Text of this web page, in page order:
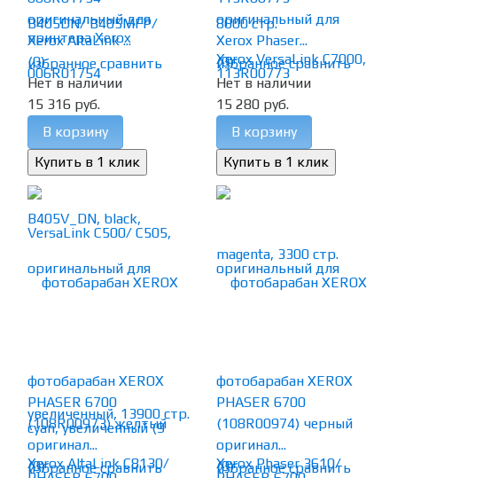
избранное сравнить
оригинальный для
Xerox AltaLink ...
(0)
Нет в наличии
15 316 руб.
В корзину
избранное сравнить
оригинальный для
Xerox Phaser...
(0)
Нет в наличии
15 280 руб.
В корзину
избранное сравнить
фотобарабан XEROX
PHASER 6700
(108R00973) желтый
оригинал...
(0)
избранное сравнить
фотобарабан XEROX
PHASER 6700
(108R00974) черный
оригинал...
(0)